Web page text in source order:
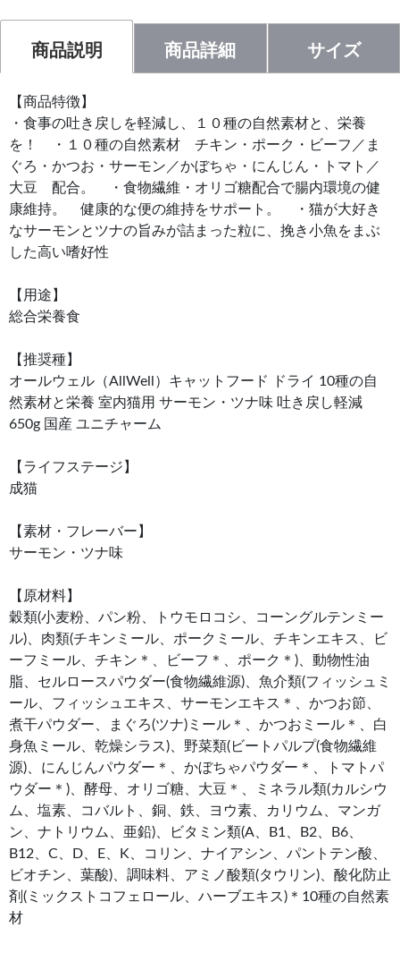
商品説明 商品詳細 サイズ
【商品特徴】
・食事の吐き戻しを軽減し、１０種の自然素材と、栄養
を！ ・１０種の自然素材 チキン・ポーク・ビーフ／ま
ぐろ・かつお・サーモン／かぼちゃ・にんじん・トマト／
大豆 配合。 ・食物繊維・オリゴ糖配合で腸内環境の健
康維持。 健康的な便の維持をサポート。 ・猫が大好き
なサーモンとツナの旨みが詰まった粒に、挽き小魚をまぶ
した高い嗜好性
【用途】
総合栄養食
【推奨種】
オールウェル（AllWell）キャットフード ドライ 10種の自
然素材と栄養 室内猫用 サーモン・ツナ味 吐き戻し軽減
650g 国産 ユニチャーム
【ライフステージ】
成猫
【素材・フレーバー】
サーモン・ツナ味
【原材料】
穀類(小麦粉、パン粉、トウモロコシ、コーングルテンミー
ル)、肉類(チキンミール、ポークミール、チキンエキス、ビ
ーフミール、チキン＊、ビーフ＊、ポーク＊)、動物性油
脂、セルロースパウダー(食物繊維源)、魚介類(フィッシュミ
ール、フィッシュエキス、サーモンエキス＊、かつお節、
煮干パウダー、まぐろ(ツナ)ミール＊、かつおミール＊、白
身魚ミール、乾燥シラス)、野菜類(ビートパルプ(食物繊維
源)、にんじんパウダー＊、かぼちゃパウダー＊、トマトパ
ウダー＊)、酵母、オリゴ糖、大豆＊、ミネラル類(カルシウ
ム、塩素、コバルト、銅、鉄、ヨウ素、カリウム、マンガ
ン、ナトリウム、亜鉛)、ビタミン類(A、B1、B2、B6、
B12、C、D、E、K、コリン、ナイアシン、パントテン酸、
ビオチン、葉酸)、調味料、アミノ酸類(タウリン)、酸化防止
剤(ミックストコフェロール、ハーブエキス)＊10種の自然素
材